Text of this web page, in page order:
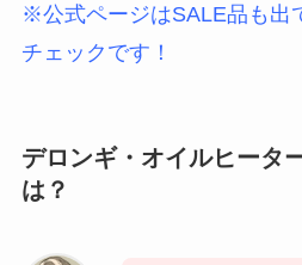
※公式ページはSALE品も出
チェックです！
デロンギ・オイルヒータ
は？